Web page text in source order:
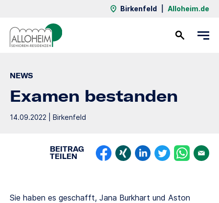
Birkenfeld Alloheim.de
NEWS
Examen bestanden
14.09.2022 | Birkenfeld
BEITRAG
TEILEN
Sie haben es geschafft, Jana Burkhart und Aston